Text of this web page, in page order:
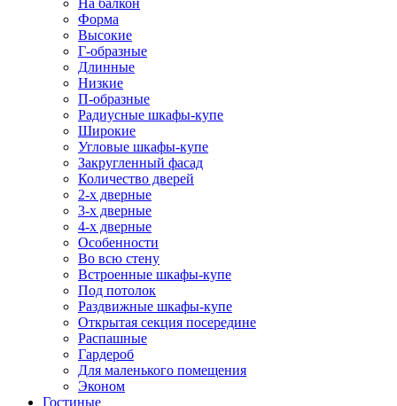
На балкон
Форма
Высокие
Г-образные
Длинные
Низкие
П-образные
Радиусные шкафы-купе
Широкие
Угловые шкафы-купе
Закругленный фасад
Количество дверей
2-х дверные
3-х дверные
4-х дверные
Особенности
Во всю стену
Встроенные шкафы-купе
Под потолок
Раздвижные шкафы-купе
Открытая секция посередине
Распашные
Гардероб
Для маленького помещения
Эконом
Гостиные